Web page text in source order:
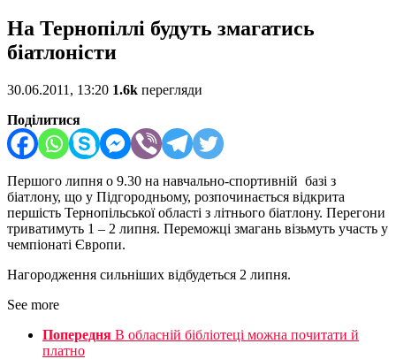
На Тернопіллі будуть змагатись
біатлоністи
30.06.2011, 13:20 1.6k перегляди
Поділитися
Першого липня о 9.30 на навчально-спортивній базі з
біатлону, що у Підгородньому, розпочинається відкрита
першість Тернопільської області з літнього біатлону. Перегони
триватимуть 1 – 2 липня. Переможці змагань візьмуть участь у
чемпіонаті Європи.
Нагородження сильніших відбудеться 2 липня.
See more
Попередня В обласній бібліотеці можна почитати й
платно